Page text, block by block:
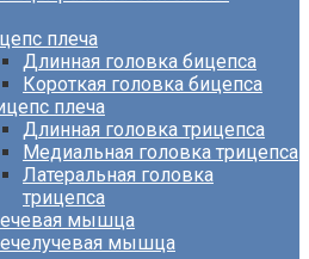
плеча
Длинная головка бицепса
Короткая головка бицепса
плеча
Длинная головка трицепса
Медиальная головка трицепса
Латеральная головка
трицепса
мышца
мышца